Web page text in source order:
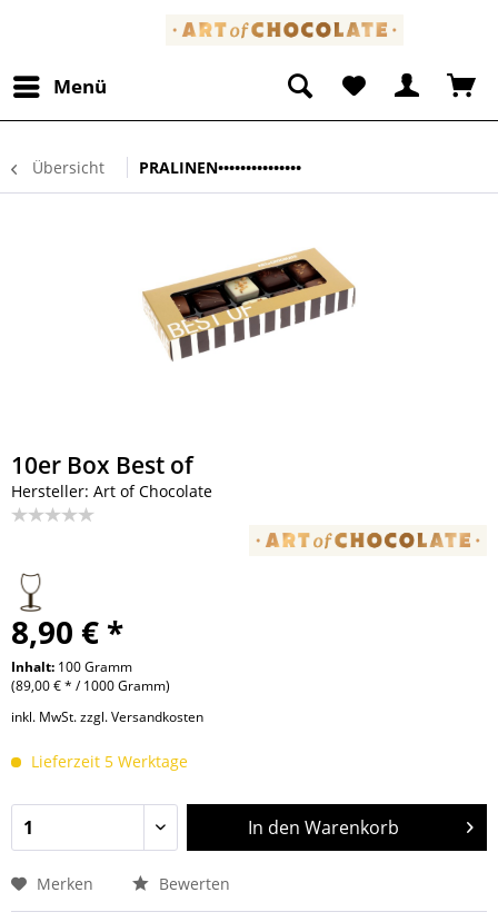
Menü
Übersicht PRALINEN•••••••••••••••
10er Box Best of
Hersteller: Art of Chocolate
8,90 € *
Inhalt: 100 Gramm
(89,00 € * / 1000 Gramm)
inkl. MwSt.zzgl. Versandkosten
Lieferzeit 5 Werktage
In den Warenkorb
Merken Bewerten